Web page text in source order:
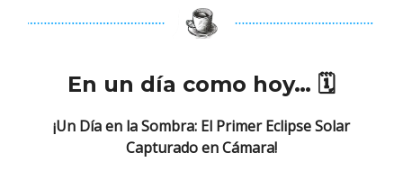
En un día como hoy… 🗓
¡Un Día en la Sombra: El Primer Eclipse Solar
Capturado en Cámara!